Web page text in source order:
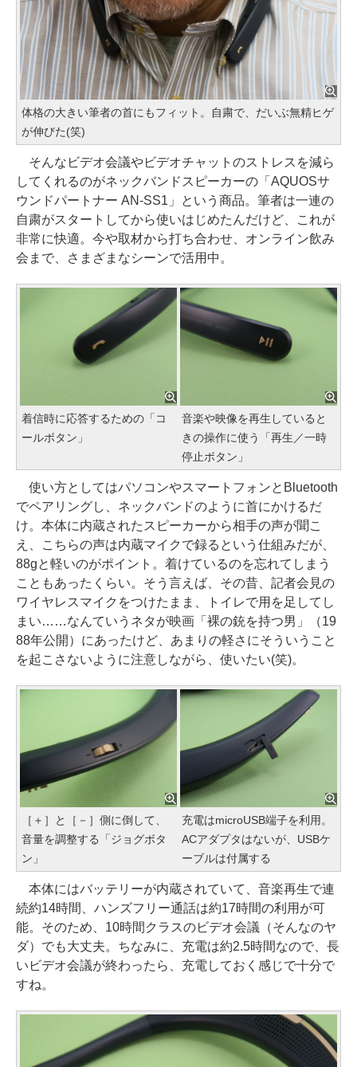
体格の大きい筆者の首にもフィット。自粛で、だいぶ無精ヒゲ
が伸びた(笑)
そんなビデオ会議やビデオチャットのストレスを減ら
してくれるのがネックバンドスピーカーの「AQUOSサ
ウンドパートナー AN-SS1」という商品。筆者は一連の
自粛がスタートしてから使いはじめたんだけど、これが
非常に快適。今や取材から打ち合わせ、オンライン飲み
会まで、さまざまなシーンで活用中。
着信時に応答するための「コ
ールボタン」
音楽や映像を再生していると
きの操作に使う「再生／一時
停止ボタン」
使い方としてはパソコンやスマートフォンとBluetooth
でペアリングし、ネックバンドのように首にかけるだ
け。本体に内蔵されたスピーカーから相手の声が聞こ
え、こちらの声は内蔵マイクで録るという仕組みだが、
88gと軽いのがポイント。着けているのを忘れてしまう
こともあったくらい。そう言えば、その昔、記者会見の
ワイヤレスマイクをつけたまま、トイレで用を足してし
まい……なんていうネタが映画「裸の銃を持つ男」（19
88年公開）にあったけど、あまりの軽さにそういうこと
を起こさないように注意しながら、使いたい(笑)。
［＋］と［－］側に倒して、
音量を調整する「ジョグボタ
ン」
充電はmicroUSB端子を利用。
ACアダプタはないが、USBケ
ーブルは付属する
本体にはバッテリーが内蔵されていて、音楽再生で連
続約14時間、ハンズフリー通話は約17時間の利用が可
能。そのため、10時間クラスのビデオ会議（そんなのヤ
ダ）でも大丈夫。ちなみに、充電は約2.5時間なので、長
いビデオ会議が終わったら、充電しておく感じで十分で
すね。